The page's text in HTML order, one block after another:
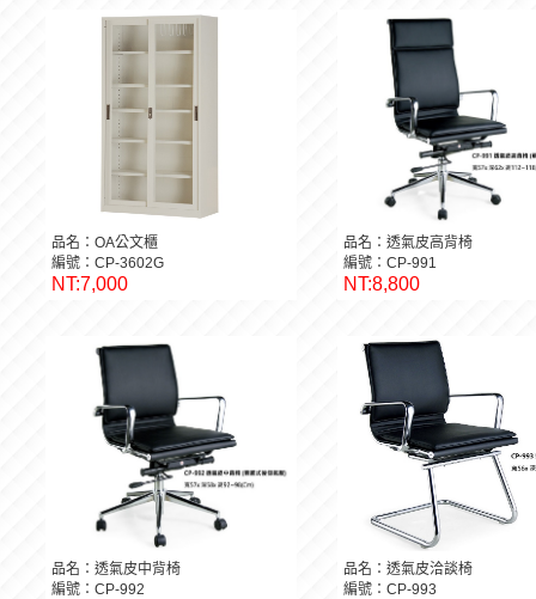
品名：OA公文櫃
編號：CP-3602G
NT:7,000
品名：透氣皮高背椅
編號：CP-991
NT:8,800
品名：透氣皮中背椅
編號：CP-992
品名：透氣皮洽談椅
編號：CP-993